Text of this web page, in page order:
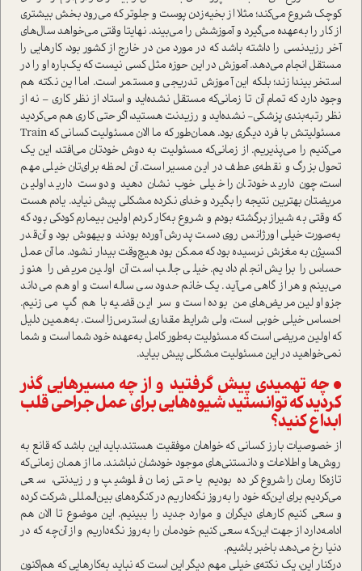
کوچک شروع می‌کند؛ مثلا از بخیه‌زدن پوست و جلو‌تر که می‌رود بخش بیشتری
از کار را به‌عهده می‌گیرد و آموزشش را می‌بیند. نهایتا وقتی می‌خواهد سال‌های
آخر رزیدنسی را داشته باشد که در مورد من در خارج از کشور بود، کارهایی را
مستقل انجام می‌دهد. آموزش در این حوزه مثل کسی نیست که یک‌باره او را در
ا‌ستخر بیندازند؛ بلکه این آموزش تدریجی و مستمر ا‌ست. اما این نکته هم
وجود دارد که تمام آن تا زمانی‌که مستقل نشده‌اید و ا‌ستاد از نظر کاری – نه از
نظر رتبه‌بندی پزشکی- نشده‌اید و رزیدنت هستید، اگر حتی کاری هم می‌کردید
مسئولیتش با فرد د‌یگری بود. همان‌طور که ما الان مسئولیت کسانی که Train
می‌کنیم را می‌پذیریم. از زمانی‌که مسئولیت به دوش خودتان می‌افتد، این یک
تحول بزرگ و نقطه‌ی عطف در این مسیر ا‌ست. آن لحظه برای‌تان خیلی مهم
ا‌ست، چون دارید خودتان را خیلی خوب نشان دهید و دوست دارید اولین
مریضتان بهترین نتیجه را بگیرد و خدای نکرده مشکلی پیش نیاید. یادم هست
که وقتی به شیراز برگشته بودم و شروع به‌کار کردم اولین بیمارم کودکی بود که
به‌صورت خیلی اورژانس روی دست پدرش آورده بودند و بیهوش بود و آن‌قدر
اکسیژن به مغزش نرسیده بود که ممکن بود هیچ‌وقت بیدار نشود. ما آن عمل
حساس را برایش انجام دادیم. خیلی جالب ا‌ست آن اولین مریض را هنوز
می‌بینم و هر از گاهی می‌آید. یک خانم حدود سی ساله ا‌ست و او هم می‌داند
جزو اولین مریض‌های من بوده ا‌ست و سر این قضیه با هم گپ می‌زنیم.
احساس خیلی خوبی ا‌ست، ولی شرایط مقداری ا‌سترس‌زا ا‌ست. به‌همین دلیل
که اولین مریضی ا‌ست که مسئولیت به‌طور کامل به‌عهده خود شما ا‌ست و شما
نمی‌خواهید در این مسئولیت مشکلی پیش بیاید.
• چه تهمیدی پیش گرفتید و از چه مسیرهایی گذر
کردید که توانستید شیوه‌هایی برای عمل جراحی قلب
ابداع کنید؟
از خصوصیات بارز کسانی که خواهان موفقیت هستند‌.باید این باشد که قانع به
روش‌ها و اطلاعات و دانستنی‌های موجود خودشان نباشند. ما از همان زمانی‌که
تازه‌کارمان را شروع کرده بودیم یا حتی زمان فلوشیپ و رزیدنتی، سعی
می‌کردیم برای این‌که خود را به‌روز نگه‌داریم در کنگره‌های بین‌المللی شرکت کرده
و سعی کنیم کارهای دیگران و موارد جدید را ببینیم. این موضوع تا الان هم
ادامه‌دارد از جهت این‌که سعی ‌کنیم خودمان را به‌روز نگه‌داریم و از آن‌چه که در
دنیا رخ می‌دهد باخبر باشیم.
در‌کنار این، یک نکته‌ی خیلی مهم دیگر این ا‌ست که نباید به‌کارهایی که هم‌اکنون